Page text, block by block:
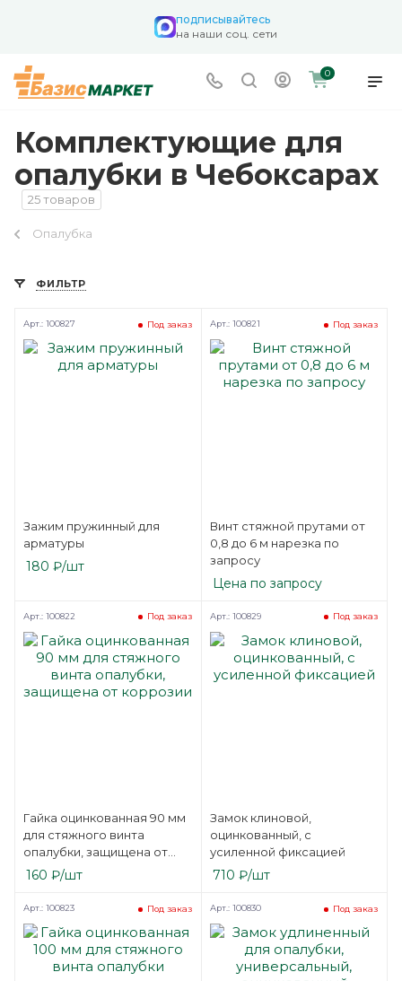
подписывайтесь
на наши соц. сети
0
Комплектующие для
опалубки в Чебоксарах
25 товаров
Опалубка
ФИЛЬТР
Зажим пружинный для
арматуры
Под заказ
Арт.: 100827
180 ₽/шт
Винт стяжной прутами от
0,8 до 6 м нарезка по
запросу
Под заказ
Арт.: 100821
Цена по запросу
Гайка оцинкованная 90 мм
для стяжного винта
опалубки, защищена от
коррозии
Под заказ
Арт.: 100822
160 ₽/шт
Замок клиновой,
оцинкованный, с
усиленной фиксацией
Под заказ
Арт.: 100829
710 ₽/шт
Под заказ
Арт.: 100823 Под заказ
Арт.: 100830